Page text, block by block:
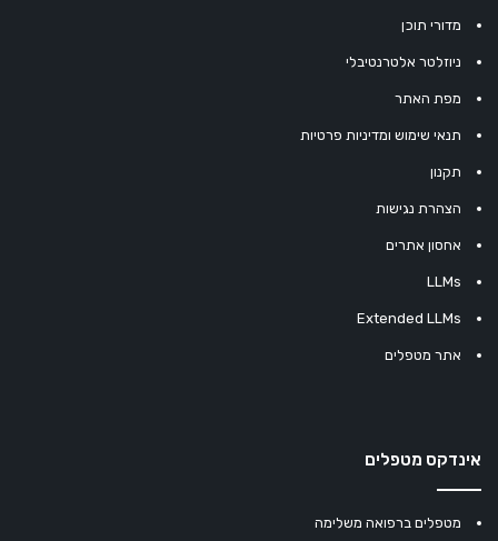
מדורי תוכן
ניוזלטר אלטרנטיבלי
מפת האתר
תנאי שימוש ומדיניות פרטיות
תקנון
הצהרת נגישות
אחסון אתרים
LLMs
Extended LLMs
אתר מטפלים
אינדקס מטפלים
מטפלים ברפואה משלימה